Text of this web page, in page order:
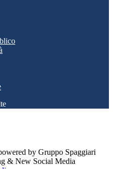
by Gruppo Spaggiari
& New Social Media